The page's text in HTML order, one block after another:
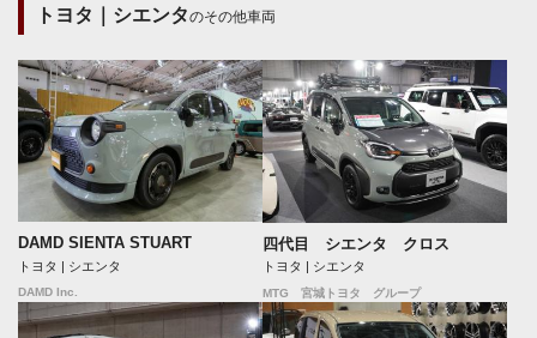
トヨタ｜シエンタのその他車両
DAMD SIENTA STUART
トヨタ | シエンタ
DAMD Inc.
四代目 シエンタ クロス
トヨタ | シエンタ
MTG 宮城トヨタ グループ